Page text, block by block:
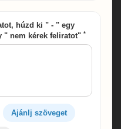
húzd ki " - " egy
" nem kérek feliratot" *
Ajánlj szöveget